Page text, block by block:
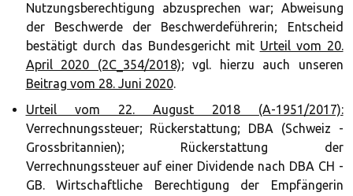
Nutzungsberechtigung abzusprechen war; Abweisung
der Beschwerde der Beschwerdeführerin; Entscheid
bestätigt durch das Bundesgericht mit Urteil vom 20.
April 2020 (2C_354/2018); vgl. hierzu auch unseren
Beitrag vom 28. Juni 2020.
Urteil vom 22. August 2018 (A-1951/2017):
Verrechnungssteuer; Rückerstattung; DBA (Schweiz -
Grossbritannien); Rückerstattung der
Verrechnungssteuer auf einer Dividende nach DBA CH -
GB. Wirtschaftliche Berechtigung der Empfängerin